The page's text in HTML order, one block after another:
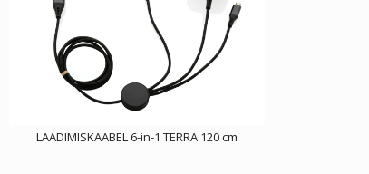
LAADIMISKAABEL 6-in-1 TERRA 120 cm